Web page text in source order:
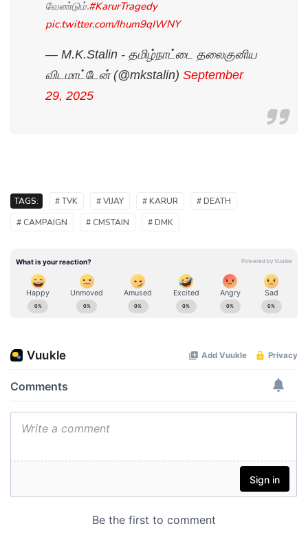
வேண்டும்.#KarurTragedy
pic.twitter.com/Ihum9qIWNY
— M.K.Stalin - தமிழ்நாட்டை தலைகுனிய
விடமாட்டேன் (@mkstalin) September
29, 2025
TAGS: # TVK # VIJAY # KARUR
# DEATH
# CAMPAIGN
# CMSTAIN # DMK